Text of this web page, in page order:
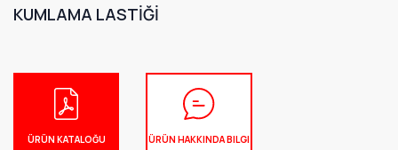
KUMLAMA LASTİĞİ
ÜRÜN KATALOĞU
ÜRÜN HAKKINDA BILGI